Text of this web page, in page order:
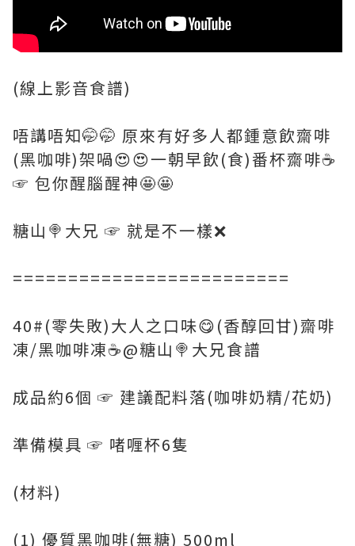
(線上影音食譜)
唔講唔知🤭🤭 原來有好多人都鍾意飲齋啡
(黑咖啡)架喎😍😍一朝早飲(食)番杯齋啡☕
☞ 包你醒腦醒神🤩🤩
糖山🍭大兄 ☞ 就是不一樣❌
=========================
40#(零失敗)大人之口味😋(香醇回甘)齋啡
凍/黑咖啡凍☕@糖山🍭大兄食譜
成品約6個 ☞ 建議配料落(咖啡奶精/花奶)
準備模具 ☞ 啫喱杯6隻
(材料)
(1) 優質黑咖啡(無糖) 500ml